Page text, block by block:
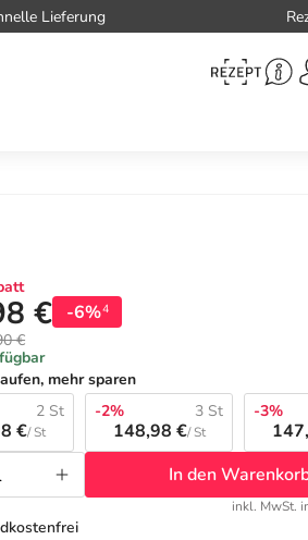
Lieferung
€ -6%4
€
mehr sparen
2 St
€/ St
-2% 3 St
148,98 €/ St
-3%
In den
inkl. MwSt.